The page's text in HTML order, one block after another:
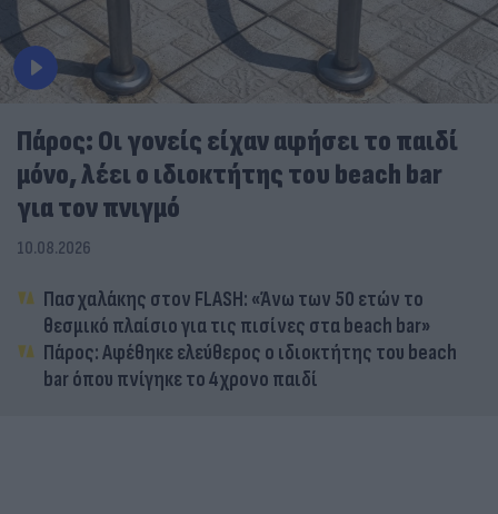
Πάρος: Οι γονείς είχαν αφήσει το παιδί
μόνο, λέει ο ιδιοκτήτης του beach bar
για τον πνιγμό
10.08.2026
Πασχαλάκης στον FLASH: «Άνω των 50 ετών το
θεσμικό πλαίσιο για τις πισίνες στα beach bar»
Πάρος: Αφέθηκε ελεύθερος ο ιδιοκτήτης του beach
bar όπου πνίγηκε το 4χρονο παιδί